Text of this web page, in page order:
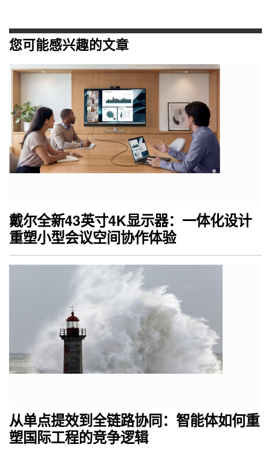
您可能感兴趣的文章
戴尔全新43英寸4K显示器：一体化设计
重塑小型会议空间协作体验
从单点提效到全链路协同：智能体如何重
塑国际工程的竞争逻辑